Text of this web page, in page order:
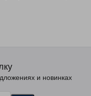
и новинках